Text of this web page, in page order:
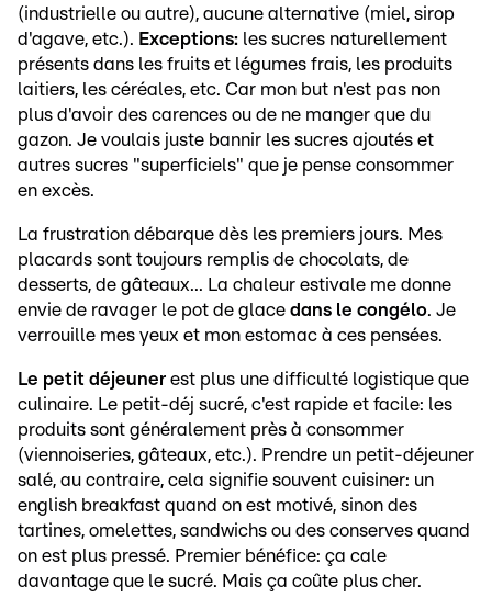
(industrielle ou autre), aucune alternative (miel, sirop
d'agave, etc.). Exceptions: les sucres naturellement
présents dans les fruits et légumes frais, les produits
laitiers, les céréales, etc. Car mon but n'est pas non
plus d'avoir des carences ou de ne manger que du
gazon. Je voulais juste bannir les sucres ajoutés et
autres sucres "superficiels" que je pense consommer
en excès.
La frustration débarque dès les premiers jours. Mes
placards sont toujours remplis de chocolats, de
desserts, de gâteaux... La chaleur estivale me donne
envie de ravager le pot de glace dans le congélo. Je
verrouille mes yeux et mon estomac à ces pensées.
Le petit déjeuner est plus une difficulté logistique que
culinaire. Le petit-déj sucré, c'est rapide et facile: les
produits sont généralement près à consommer
(viennoiseries, gâteaux, etc.). Prendre un petit-déjeuner
salé, au contraire, cela signifie souvent cuisiner: un
english breakfast quand on est motivé, sinon des
tartines, omelettes, sandwichs ou des conserves quand
on est plus pressé. Premier bénéfice: ça cale
davantage que le sucré. Mais ça coûte plus cher.